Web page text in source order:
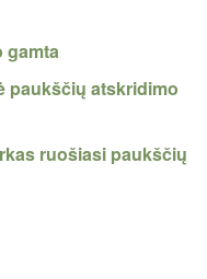
gamta
paukščių atskridimo
ruošiasi paukščių